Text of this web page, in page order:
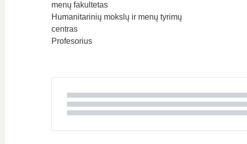
menų fakultetas
Humanitarinių mokslų ir menų tyrimų
centras
Profesorius